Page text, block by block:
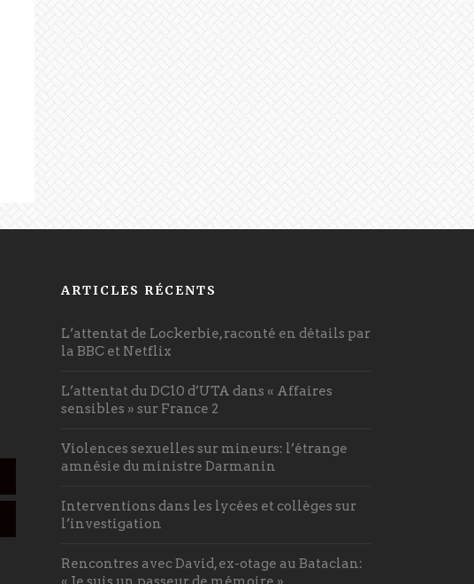
ARTICLES RÉCENTS
L’attentat de Lockerbie, raconté en détails par
la BBC et Netflix
L’attentat du DC10 d’UTA dans « Affaires
sensibles » sur France 2
Violences sexuelles sur mineurs: l’étrange
amnésie du ministre Darmanin
Interventions dans les lycées et collèges sur
l’investigation
Rencontres avec David, ex-otage au Bataclan: